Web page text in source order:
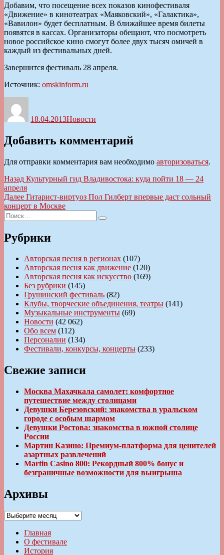
Добавим, что посещение всех показов кинофестиваля
«Движение» в кинотеатрах «Маяковский», «Галактика»,
«Вавилон» будет бесплатным. В ближайшее время билеты
появятся в кассах. Организаторы обещают, что посмотреть
новое российское кино смогут более двух тысяч омичей в
каждый из фестивальных дней.
Завершится фестиваль 28 апреля.
Источник: omskinform.ru
18.04.2013Новости
Добавить комментарий
Для отправки комментария вам необходимо авторизоваться.
Навигация
по
записям
Назад Предыдущая
запись:
Культурный гид Владивостока: куда пойти 18 — 24
апреля
Далее Следующая
запись:
Гитарист-виртуоз Пол Гилберт впервые даст сольный
концерт в Москве
Искать:
Поиск
Рубрики
Авторская песня в регионах (107)
Авторская песня как движение (120)
Авторская песня как искусство (169)
Без рубрики (145)
Грушинский фестиваль (82)
Клубы, творческие объединения, театры (141)
Музыкальные инструменты (69)
Новости (42 062)
Обо всем (112)
Персоналии (134)
Фестивали, конкурсы, концерты (233)
Свежие записи
Москва Махачкала самолет: комфортное
путешествие между столицами
Девушки Березовский: знакомства в уральском
городе с особым шармом
Девушки Ростова: знакомства в южной столице
России
Мартин Казино: Премиум-платформа для ценителей
азартных развлечений
Martin Casino 800: Рекордный 800% бонус и
безграничные возможности для выигрыша
Архивы
Архивы
Главная
О фестивале
История